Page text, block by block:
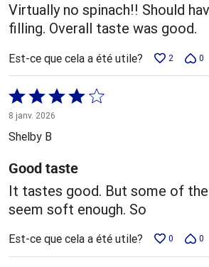
Virtually no spinach!! Should
filling. Overall taste was good.
Est-ce que cela a été utile? 2 0
Coté
4 sur
5
8 janv. 2026
Shelby B
Good taste
It tastes good. But some of the
seem soft enough. So
Est-ce que cela a été utile? 0 0